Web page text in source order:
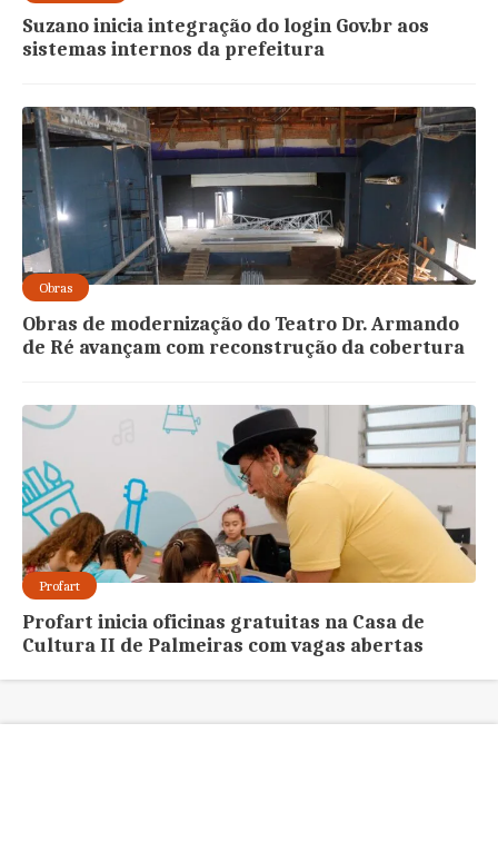
Suzano inicia integração do login Gov.br aos
sistemas internos da prefeitura
Obras
Obras de modernização do Teatro Dr. Armando
de Ré avançam com reconstrução da cobertura
Profart
Profart inicia oficinas gratuitas na Casa de
Cultura II de Palmeiras com vagas abertas